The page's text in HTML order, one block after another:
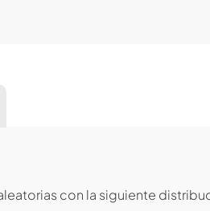
con la siguiente